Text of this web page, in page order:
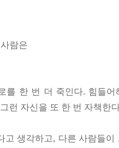
람은
를 한 번 더 죽인다. 힘들
런 자신을 또 한 번 자책한
고 생각하고, 다른 사람들